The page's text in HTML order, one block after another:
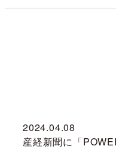
2024.04.08
産経新聞に「